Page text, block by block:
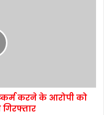
करने के आरोपी को